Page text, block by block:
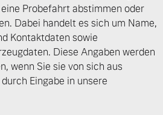
Probefahrt abstimmen oder
Dabei handelt es sich um Name,
Kontaktdaten sowie
Diese Angaben werden
wenn Sie sie von sich aus
Eingabe in unsere